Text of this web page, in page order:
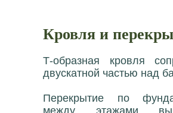
Кровля и
Т-образная кровля
двускатной частью над
Перекрытие по